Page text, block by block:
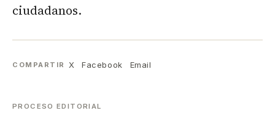
ciudadanos.
COMPARTIR X Facebook Email
PROCESO EDITORIAL